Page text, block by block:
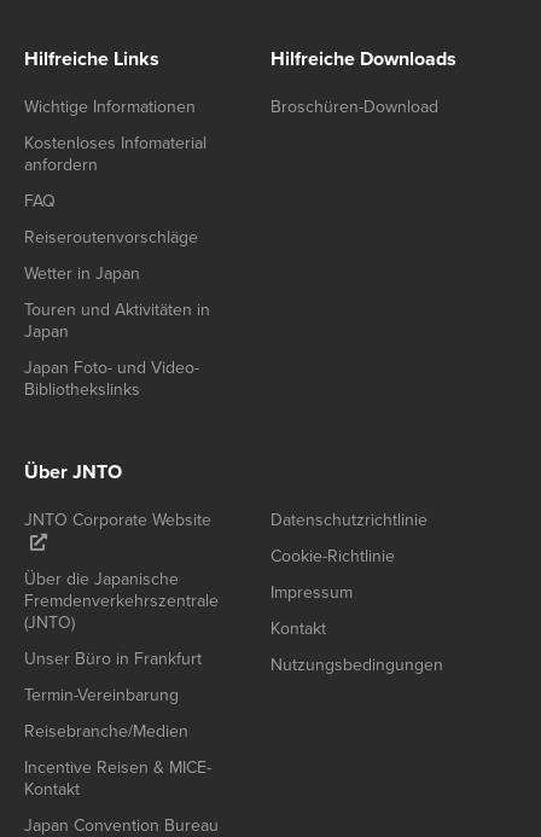
Hilfreiche Links
Wichtige Informationen
Kostenloses Infomaterial
anfordern
FAQ
Reiseroutenvorschläge
Wetter in Japan
Touren und Aktivitäten in
Japan
Japan Foto- und Video-
Bibliothekslinks
Hilfreiche Downloads
Broschüren-Download
Über JNTO
JNTO Corporate Website
Über die Japanische
Fremdenverkehrszentrale
(JNTO)
Unser Büro in Frankfurt
Termin-Vereinbarung
Reisebranche/Medien
Incentive Reisen & MICE-
Kontakt
Japan Convention Bureau
Datenschutzrichtlinie
Cookie-Richtlinie
Impressum
Kontakt
Nutzungsbedingungen